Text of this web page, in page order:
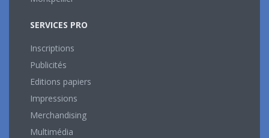
SERVICES PRO
Inscriptions
Publicités
Editions papiers
Impressions
Merchandising
Multimédia